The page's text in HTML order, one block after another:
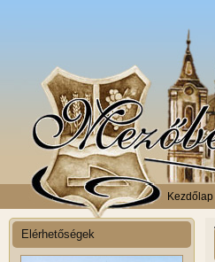
Kezdőlap
Elérhetőségek